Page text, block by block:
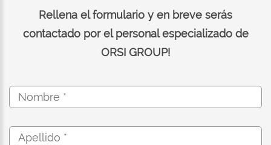
Rellena el formulario y en breve serás
contactado por el personal especializado de
ORSI GROUP!